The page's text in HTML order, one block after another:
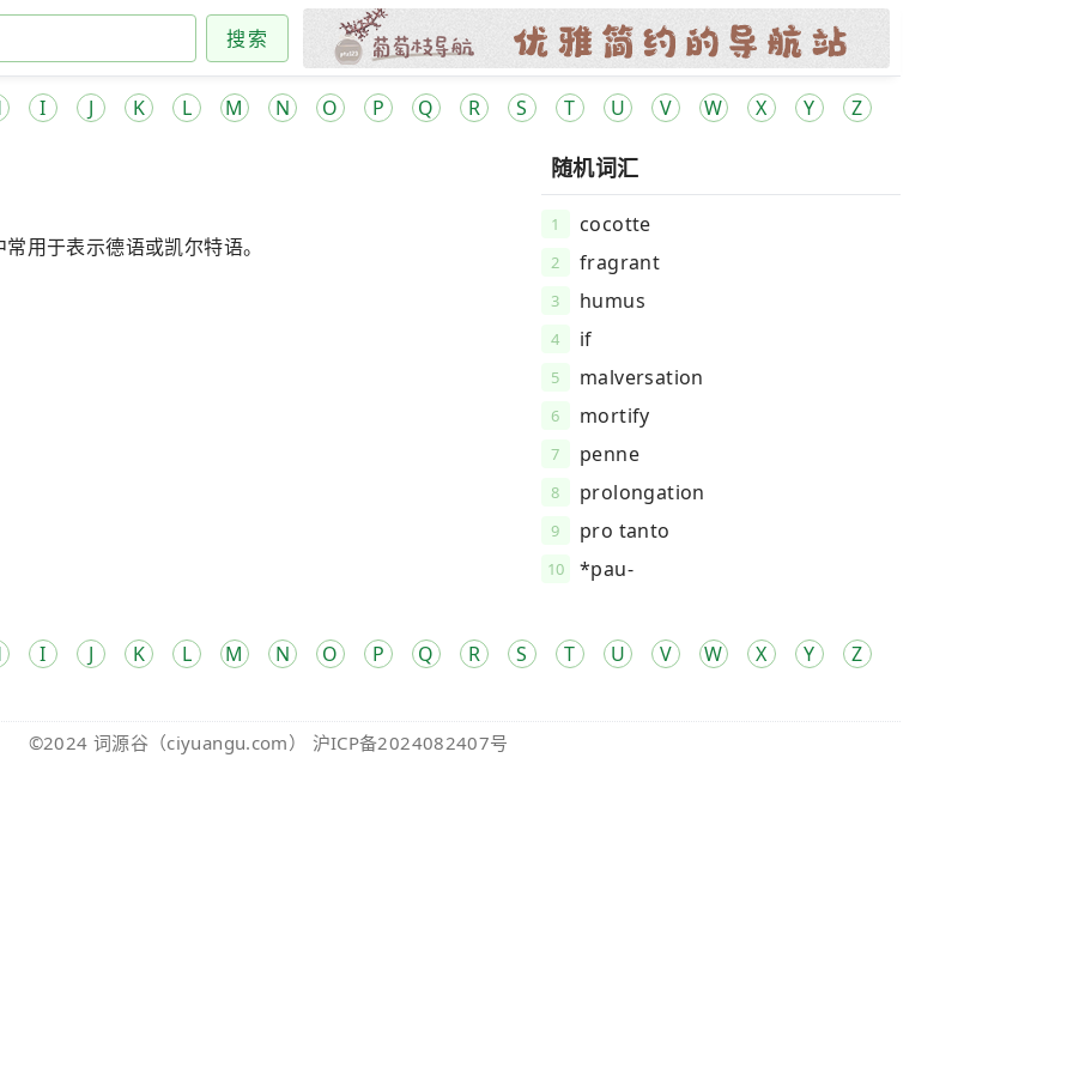
搜索
I J K L M N O P Q R S T U V W X Y Z
用于表示德语或凯尔特语。
随机词汇
1 cocotte
2 fragrant
3 humus
4 if
5 malversation
6 mortify
7 penne
8 prolongation
9 pro tanto
10 *pau-
I J K L M N O P Q R S T U V W X Y Z
©2024 词源谷 （ciyuangu.com） 沪ICP备2024082407号